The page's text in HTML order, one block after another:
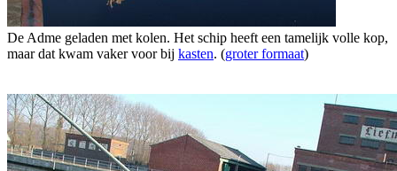
De Adme geladen met kolen. Het schip heeft een tamelijk volle kop,
maar dat kwam vaker voor bij kasten. (groter formaat)